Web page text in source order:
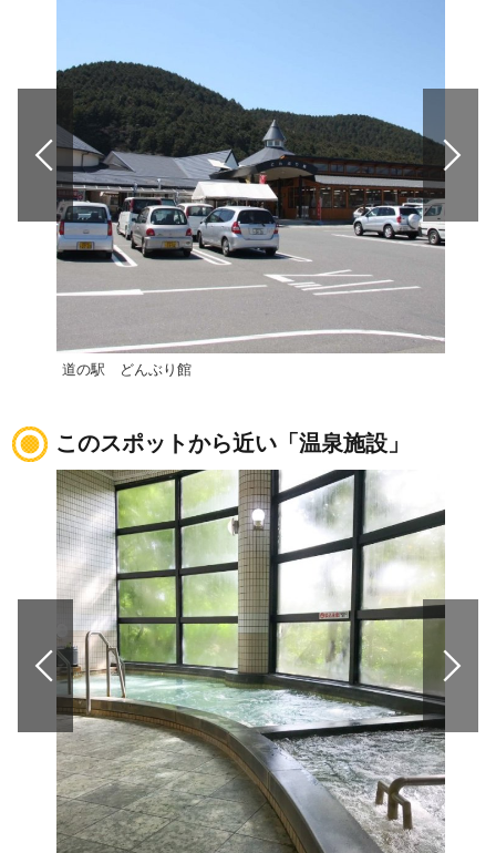
道の駅 どんぶり館
このスポットから近い「温泉施設」